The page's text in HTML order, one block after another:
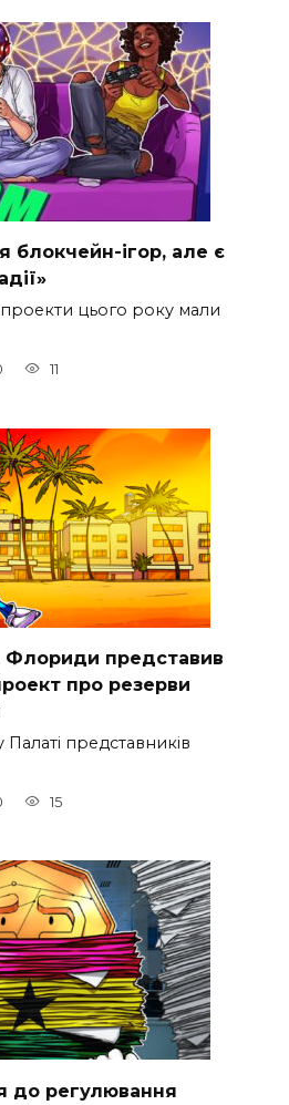
блокчейн-ігор, але є
проекти цього року мали
11
Флориди представив
про резерви
Палаті представників
15
до регулювання